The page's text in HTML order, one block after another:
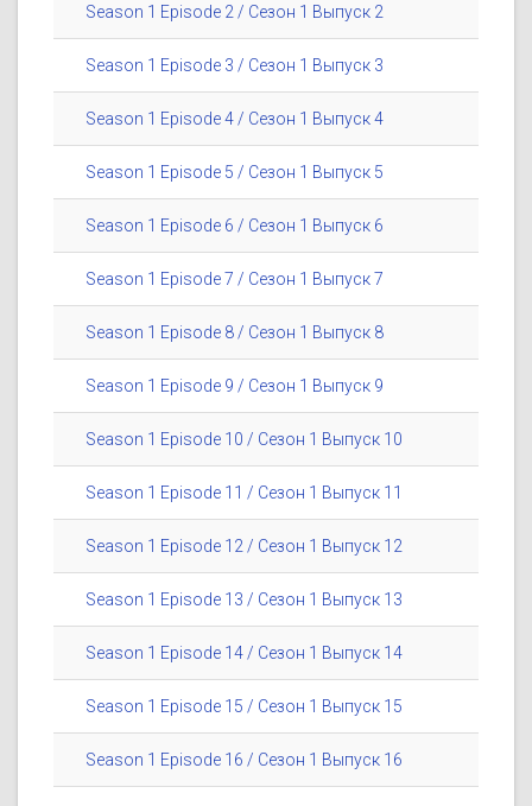
Season 1 Episode 2 / Сезон 1 Выпуск 2
Season 1 Episode 3 / Сезон 1 Выпуск 3
Season 1 Episode 4 / Сезон 1 Выпуск 4
Season 1 Episode 5 / Сезон 1 Выпуск 5
Season 1 Episode 6 / Сезон 1 Выпуск 6
Season 1 Episode 7 / Сезон 1 Выпуск 7
Season 1 Episode 8 / Сезон 1 Выпуск 8
Season 1 Episode 9 / Сезон 1 Выпуск 9
Season 1 Episode 10 / Сезон 1 Выпуск 10
Season 1 Episode 11 / Сезон 1 Выпуск 11
Season 1 Episode 12 / Сезон 1 Выпуск 12
Season 1 Episode 13 / Сезон 1 Выпуск 13
Season 1 Episode 14 / Сезон 1 Выпуск 14
Season 1 Episode 15 / Сезон 1 Выпуск 15
Season 1 Episode 16 / Сезон 1 Выпуск 16